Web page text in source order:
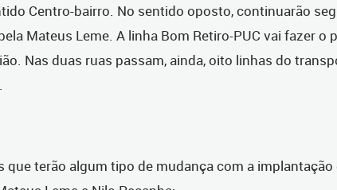
Centro-bairro. No sentido oposto, continuarão
Mateus Leme. A linha Bom Retiro-PUC vai fazer o
Nas duas ruas passam, ainda, oito linhas do
que terão algum tipo de mudança com a